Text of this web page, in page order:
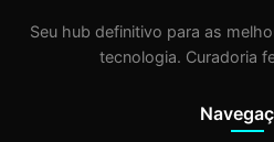
Seu hub definitivo para as
tecnologia. Curadoria